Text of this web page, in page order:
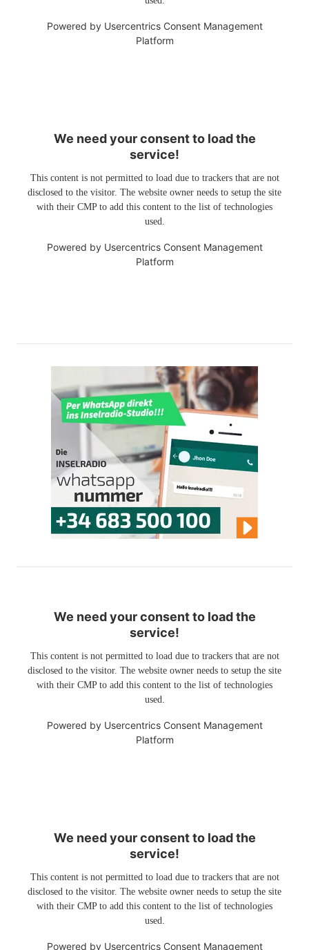
Powered by Usercentrics Consent Management
Platform
We need your consent to load the
service!
This content is not permitted to load due to trackers that are not
disclosed to the visitor. The website owner needs to setup the site
with their CMP to add this content to the list of technologies
used.
Powered by Usercentrics Consent Management
Platform
We need your consent to load the
service!
This content is not permitted to load due to trackers that are not
disclosed to the visitor. The website owner needs to setup the site
with their CMP to add this content to the list of technologies
used.
Powered by Usercentrics Consent Management
Platform
We need your consent to load the
service!
This content is not permitted to load due to trackers that are not
disclosed to the visitor. The website owner needs to setup the site
with their CMP to add this content to the list of technologies
used.
Powered by Usercentrics Consent Management